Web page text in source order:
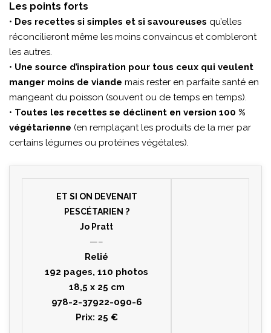
Les points forts
• Des recettes si simples et si savoureuses qu’elles
réconcilieront même les moins convaincus et combleront
les autres.
• Une source d’inspiration pour tous ceux qui veulent
manger moins de viande mais rester en parfaite santé en
mangeant du poisson (souvent ou de temps en temps).
• Toutes les recettes se déclinent en version 100 %
végétarienne (en remplaçant les produits de la mer par
certains légumes ou protéines végétales).
ET SI ON DEVENAIT
PESCÉTARIEN ?
Jo Pratt
—–
Relié
192 pages, 110 photos
18,5 x 25 cm
978-2-37922-090-6
Prix: 25 €